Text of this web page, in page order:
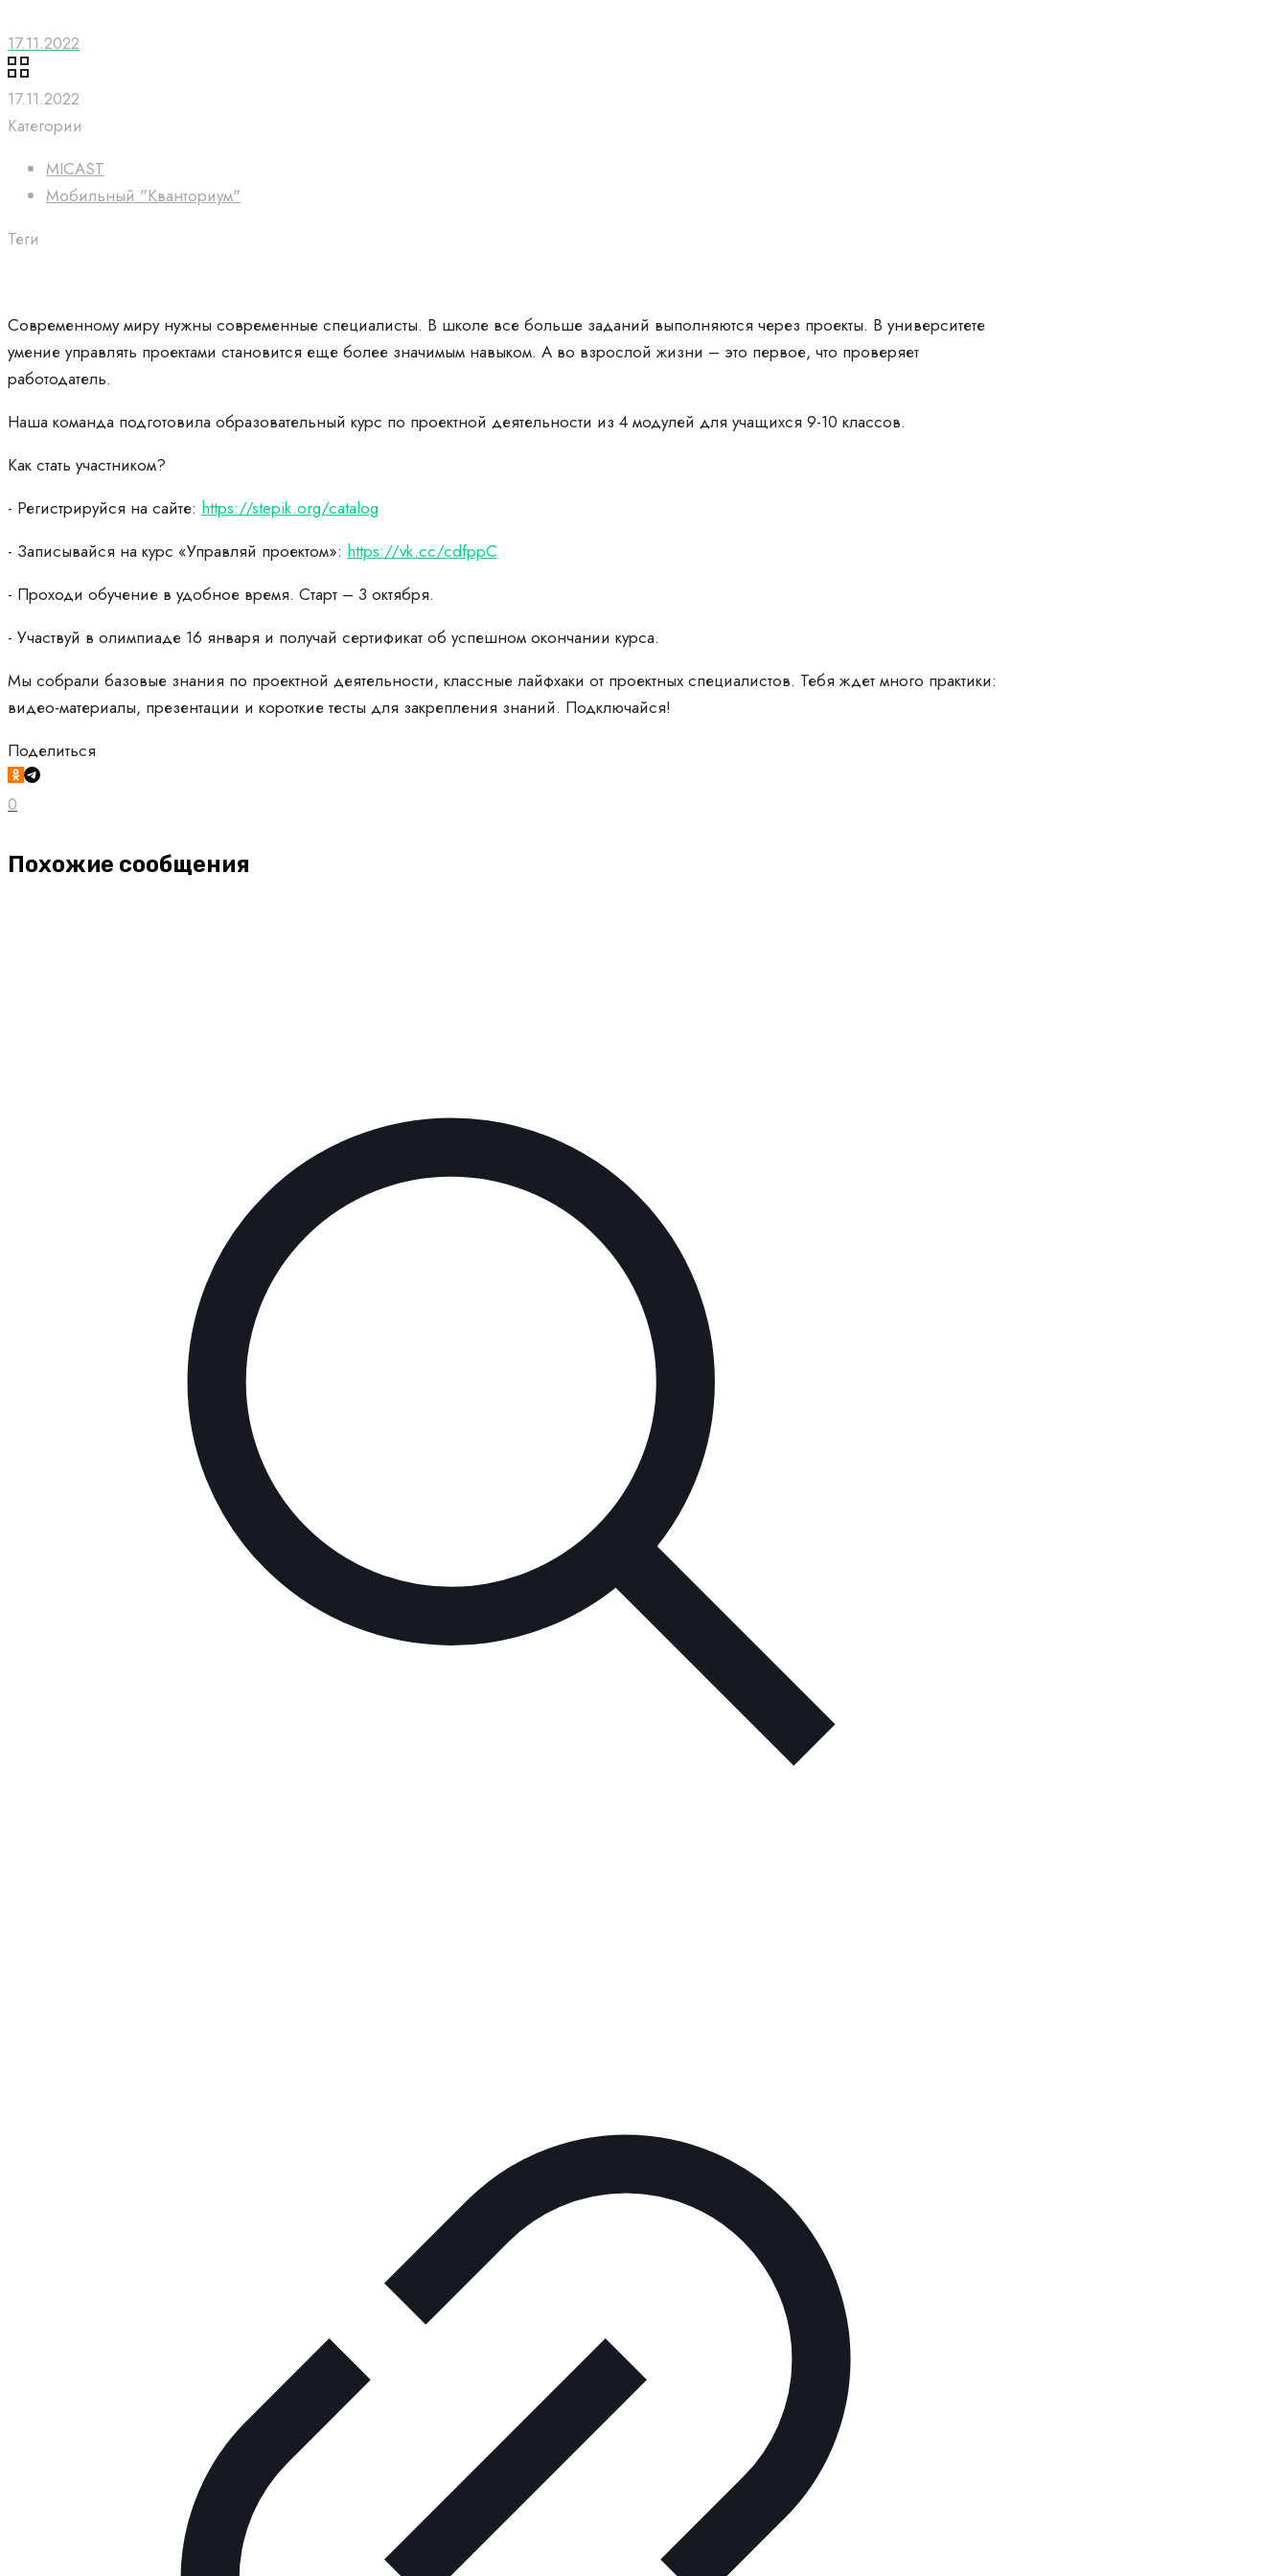
17.11.2022
17.11.2022
Категории
MICAST
Мобильный "Кванториум"
Теги
Современному миру нужны современные специалисты. В школе все больше заданий выполняются через проекты. В университете
умение управлять проектами становится еще более значимым навыком. А во взрослой жизни – это первое, что проверяет
работодатель.
Наша команда подготовила образовательный курс по проектной деятельности из 4 модулей для учащихся 9-10 классов.
Как стать участником?
- Регистрируйся на сайте: https://stepik.org/catalog
- Записывайся на курс «Управляй проектом»: https://vk.cc/cdfppC
- Проходи обучение в удобное время. Старт – 3 октября.
- Участвуй в олимпиаде 16 января и получай сертификат об успешном окончании курса.
Мы собрали базовые знания по проектной деятельности, классные лайфхаки от проектных специалистов. Тебя ждет много практики:
видео-материалы, презентации и короткие тесты для закрепления знаний. Подключайся!
Поделиться
0
Похожие сообщения